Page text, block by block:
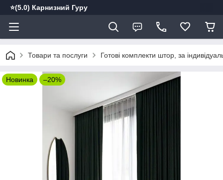
⭐️(5.0) Карнизний Гуру
Товари та послуги Готові комплекти штор, за
Новинка –20%